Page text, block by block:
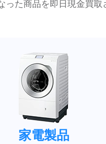
った商品を即日現金買取
家電製品